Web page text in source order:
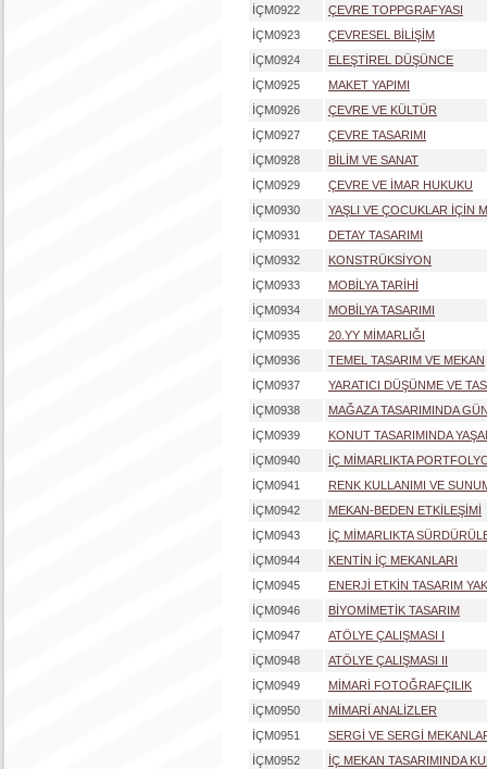
İÇM0922
ÇEVRE TOPPGRAFYASI
İÇM0923
ÇEVRESEL BİLİŞİM
İÇM0924
ELEŞTİREL DÜŞÜNCE
İÇM0925
MAKET YAPIMI
İÇM0926
ÇEVRE VE KÜLTÜR
İÇM0927
ÇEVRE TASARIMI
İÇM0928
BİLİM VE SANAT
İÇM0929
ÇEVRE VE İMAR HUKUKU
İÇM0930
YAŞLI VE ÇOCUKLAR İÇİN
İÇM0931
DETAY TASARIMI
İÇM0932
KONSTRÜKSİYON
İÇM0933
MOBİLYA TARİHİ
İÇM0934
MOBİLYA TASARIMI
İÇM0935
20.YY MİMARLIĞI
İÇM0936
TEMEL TASARIM VE MEKAN
İÇM0937
YARATICI DÜŞÜNME VE
İÇM0938
MAĞAZA TASARIMINDA
İÇM0939
KONUT TASARIMINDA
İÇM0940
İÇ MİMARLIKTA
İÇM0941
RENK KULLANIMI VE
İÇM0942
MEKAN-BEDEN ETKİLEŞİMİ
İÇM0943
İÇ MİMARLIKTA
İÇM0944
KENTİN İÇ MEKANLARI
İÇM0945
ENERJİ ETKİN TASARIM
İÇM0946
BİYOMİMETİK TASARIM
İÇM0947
ATÖLYE ÇALIŞMASI I
İÇM0948
ATÖLYE ÇALIŞMASI II
İÇM0949
MİMARİ FOTOĞRAFÇILIK
İÇM0950
MİMARİ ANALİZLER
İÇM0951
SERGİ VE SERGİ
İÇM0952
İÇ MEKAN TASARIMINDA